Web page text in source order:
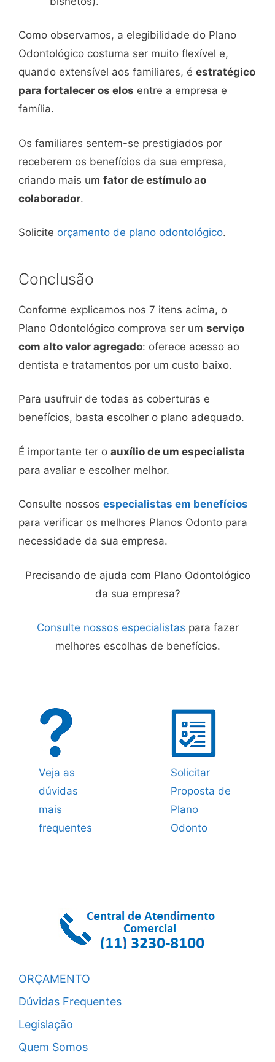
Como observamos, a elegibilidade do Plano
Odontológico costuma ser muito flexível e,
quando extensível aos familiares, é estratégico
para fortalecer os elos entre a empresa e
família.
Os familiares sentem-se prestigiados por
receberem os benefícios da sua empresa,
criando mais um fator de estímulo ao
colaborador.
Solicite orçamento de plano odontológico.
Conclusão
Conforme explicamos nos 7 itens acima, o
Plano Odontológico comprova ser um serviço
com alto valor agregado: oferece acesso ao
dentista e tratamentos por um custo baixo.
Para usufruir de todas as coberturas e
benefícios, basta escolher o plano adequado.
É importante ter o auxílio de um especialista
para avaliar e escolher melhor.
Consulte nossos especialistas em benefícios
para verificar os melhores Planos Odonto para
necessidade da sua empresa.
Precisando de ajuda com Plano Odontológico
da sua empresa?
Consulte nossos especialistas para fazer
melhores escolhas de benefícios.
Veja as
dúvidas
mais
frequentes
Solicitar
Proposta de
Plano
Odonto
ORÇAMENTO
Dúvidas Frequentes
Legislação
Quem Somos